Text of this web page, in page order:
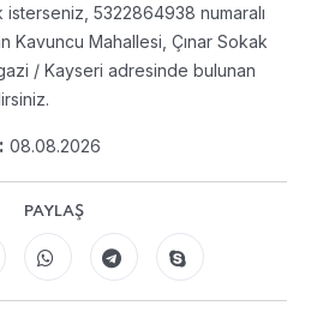
isterseniz, 5322864938 numaralı
Kavuncu Mahallesi, Çınar Sokak
/ Kayseri adresinde bulunan
08.08.2026
PAYLAŞ